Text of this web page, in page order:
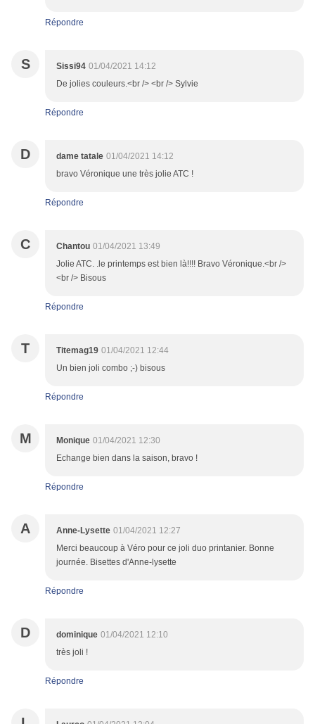
Répondre
S Sissi94 01/04/2021 14:12
De jolies couleurs.<br /> <br /> Sylvie
Répondre
D dame tatale 01/04/2021 14:12
bravo Véronique une très jolie ATC !
Répondre
C Chantou 01/04/2021 13:49
Jolie ATC. .le printemps est bien là!!!! Bravo Véronique.<br />
<br /> Bisous
Répondre
T Titemag19 01/04/2021 12:44
Un bien joli combo ;-) bisous
Répondre
M Monique 01/04/2021 12:30
Echange bien dans la saison, bravo !
Répondre
A Anne-Lysette 01/04/2021 12:27
Merci beaucoup à Véro pour ce joli duo printanier. Bonne
journée. Bisettes d'Anne-lysette
Répondre
D dominique 01/04/2021 12:10
très joli !
Répondre